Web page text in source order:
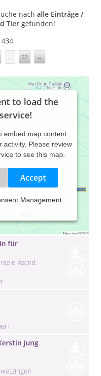
nach alle Einträge /
Tiergefunden!
... 22 →
to load the
embed map content
activity. Please review
to see this map.
Accept
Management
Gönül
für
Astrid
Jung